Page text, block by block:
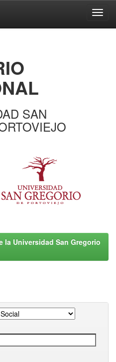
SAN
Universidad San Gregorio